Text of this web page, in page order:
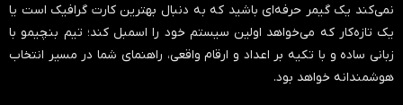
نمی‌کند یک گیمر حرفه‌ای باشید که به دنبال بهترین کارت گرافیک است یا
یک تازه‌کار که می‌خواهد اولین سیستم خود را اسمبل کند؛ تیم بنچیمو با
زبانی ساده و با تکیه بر اعداد و ارقام واقعی، راهنمای شما در مسیر انتخاب
هوشمندانه خواهد بود.